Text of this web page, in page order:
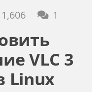
1,606 1
VLC 3
Linux